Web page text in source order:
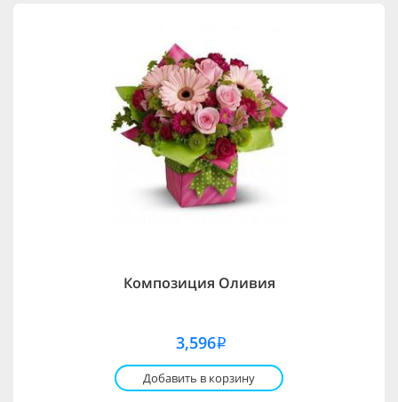
Композиция Оливия
3,596i
Добавить в корзину